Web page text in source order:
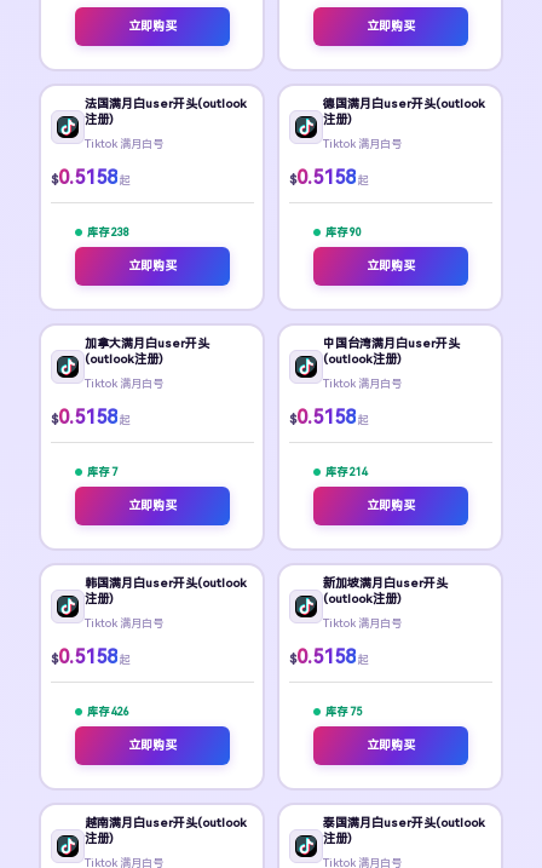
立即购买 立即购买
法国满月白user开头(outlook
注册)
Tiktok 满月白号
$0.5158 起
库存 238
立即购买
德国满月白user开头(outlook
注册)
Tiktok 满月白号
$0.5158 起
库存 90
立即购买
加拿大满月白user开头
(outlook注册)
Tiktok 满月白号
$0.5158 起
库存 7
立即购买
中国台湾满月白user开头
(outlook注册)
Tiktok 满月白号
$0.5158 起
库存 214
立即购买
韩国满月白user开头(outlook
注册)
Tiktok 满月白号
$0.5158 起
库存 426
立即购买
新加坡满月白user开头
(outlook注册)
Tiktok 满月白号
$0.5158 起
库存 75
立即购买
越南满月白user开头(outlook
注册)
Tiktok 满月白号
泰国满月白user开头(outlook
注册)
Tiktok 满月白号